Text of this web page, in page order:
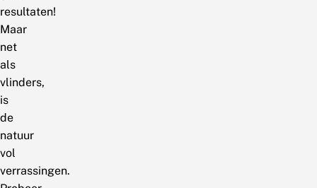
resultaten!
Maar
net
als
vlinders,
is
de
natuur
vol
verrassingen.